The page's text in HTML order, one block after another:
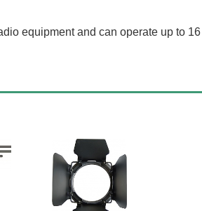
equipment and can operate up to